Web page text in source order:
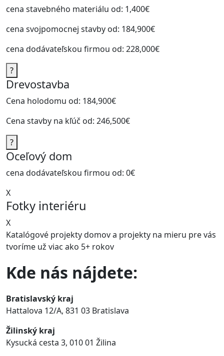
cena stavebného materiálu od: 1,400€
cena svojpomocnej stavby od: 184,900€
cena dodávateľskou firmou od: 228,000€
?
Drevostavba
Cena holodomu od: 184,900€
Cena stavby na kľúč od: 246,500€
?
Oceľový dom
cena dodávateľskou firmou od: 0€
X
Fotky interiéru
X
Katalógové projekty domov a projekty na mieru pre vás
tvoríme už viac ako 5+ rokov
Kde nás nájdete:
Bratislavský kraj
Hattalova 12/A, 831 03 Bratislava
Žilinský kraj
Kysucká cesta 3, 010 01 Žilina